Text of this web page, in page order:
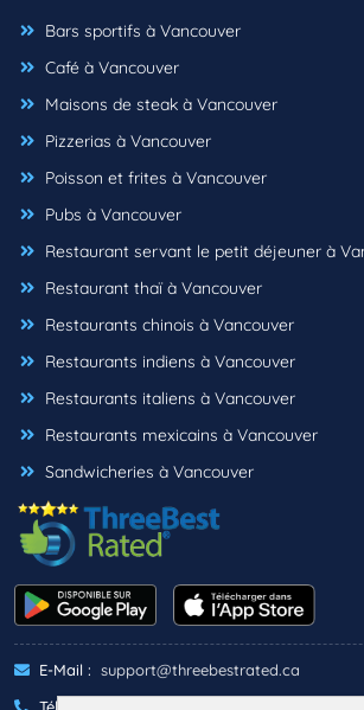
Bars sportifs à Vancouver
Café à Vancouver
Maisons de steak à Vancouver
Pizzerias à Vancouver
Poisson et frites à Vancouver
Pubs à Vancouver
Restaurant servant le petit déjeuner à
Restaurant thaï à Vancouver
Restaurants chinois à Vancouver
Restaurants indiens à Vancouver
Restaurants italiens à Vancouver
Restaurants mexicains à Vancouver
Sandwicheries à Vancouver
E-Mail : support@threebestrated.ca
Téléphone :